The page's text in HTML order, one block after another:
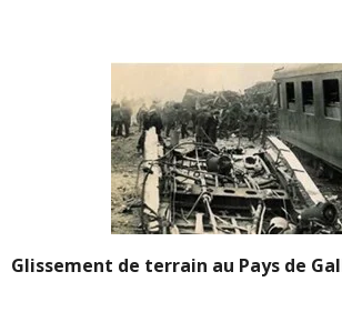
Glissement de terrain au Pays de